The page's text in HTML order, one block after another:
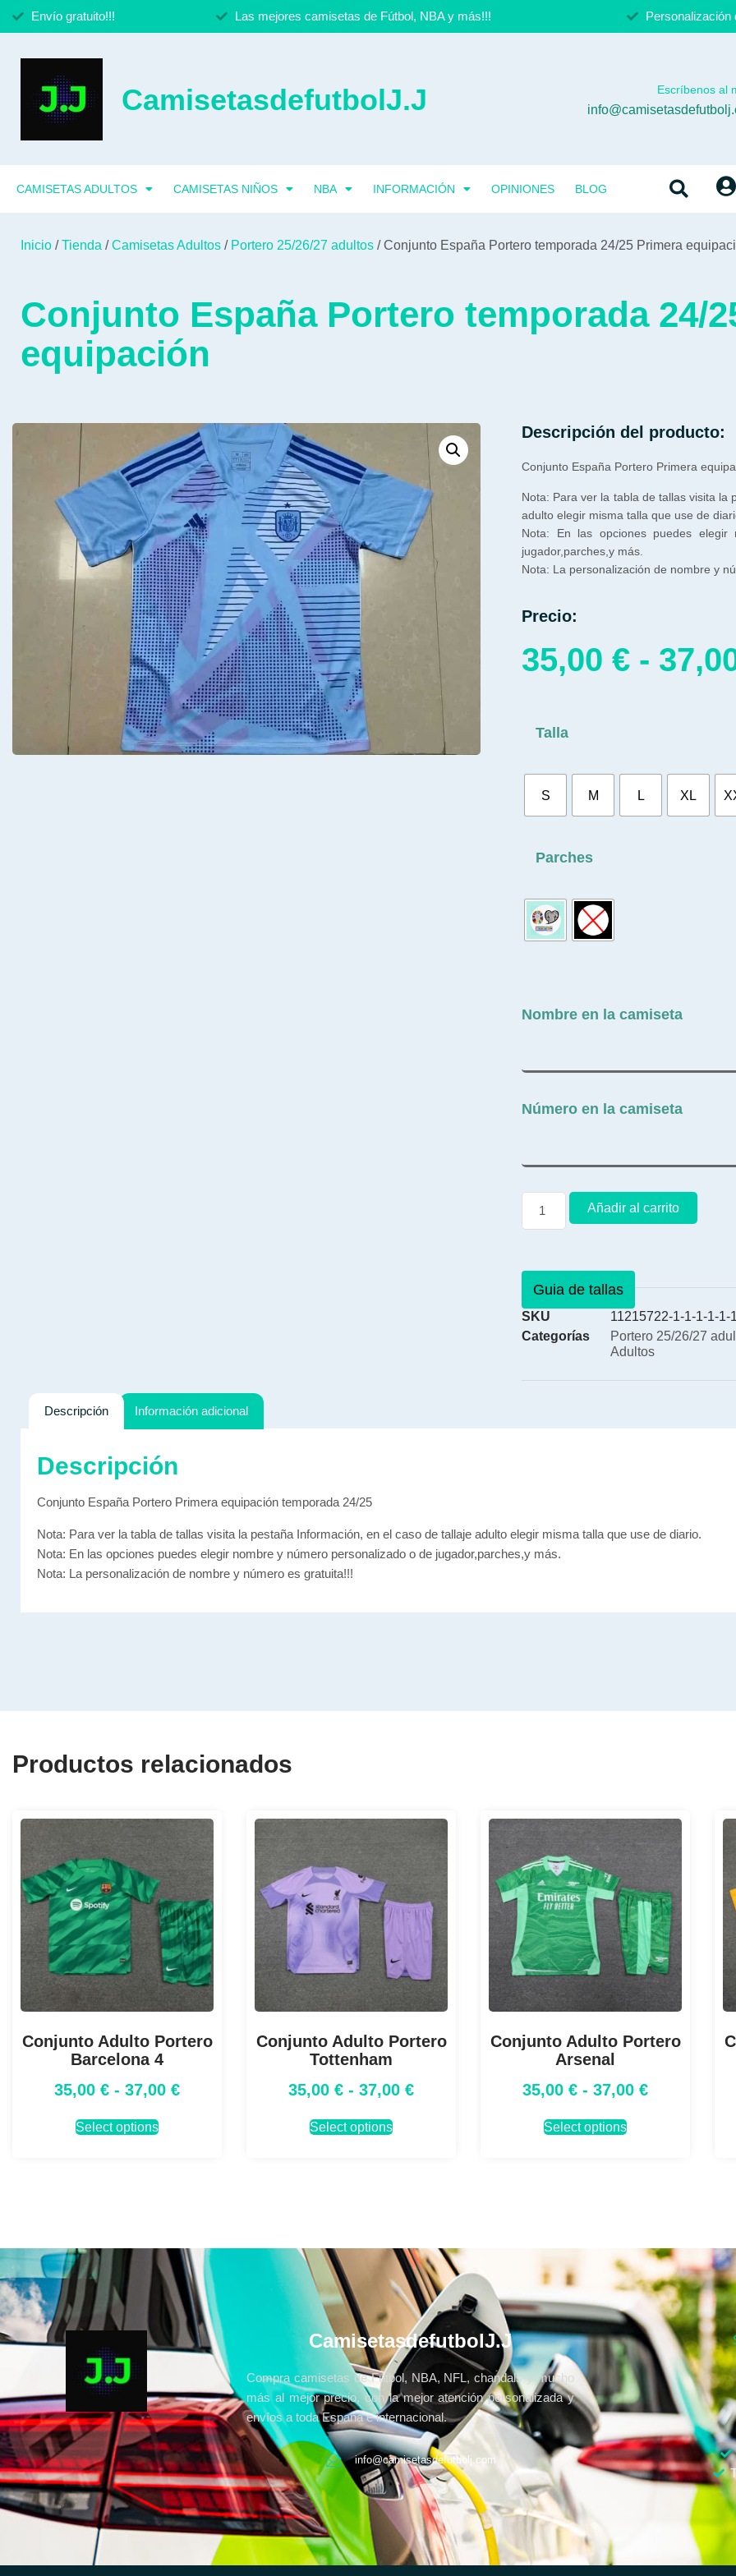
Envío gratuito!!! Las mejores camisetas de Fútbol, NBA y más!!! Personalización
CamisetasdefutbolJ.J Escríbenos al
CAMISETAS ADULTOS CAMISETAS NIÑOS NBA INFORMACIÓN OPINIONES BLOG
Inicio /Tienda /Camisetas Adultos / Portero 25/26/27 adultos / Conjunto España Portero temporada 24/25 Primera
Conjunto España Portero temporada 24/
equipación
Descripción del producto:
Conjunto España Portero Primera
Nota: Para ver la tabla de tallas visita la
adulto elegir misma talla que use de
Nota: En las opciones puedes
jugador,parches,y más.
Nota: La personalización de nombre y
Precio:
35,00 € -
Talla
S M L XL
Parches
Nombre en la camiseta
Número en la camiseta
Añadir al carrito
Guia de tallas
SKU
11215722-1-1-1-1-1-
Categorías
Portero 25/26/27
Adultos
Descripción Información adicional
Descripción
Conjunto España Portero Primera equipación temporada 24/25
Nota: Para ver la tabla de tallas visita la pestaña Información, en el caso de tallaje adulto elegir misma talla que use de diario.
Nota: En las opciones puedes elegir nombre y número personalizado o de jugador,parches,y más.
Nota: La personalización de nombre y número es gratuita!!!
Productos relacionados
Conjunto Adulto Portero
Barcelona 4
35,00 € - 37,00 €
Select options
Conjunto Adulto Portero
Tottenham
35,00 € - 37,00 €
Select options
Conjunto Adulto Portero
Arsenal
35,00 € - 37,00 €
Select options
CamisetasdefutbolJ.J
Compra camisetas de Fútbol, NBA, NFL, chandals y mucho
más al mejor precio, con la mejor atención personalizada y
envíos a toda España e internacional.
info@camisetasdefutbolj.com